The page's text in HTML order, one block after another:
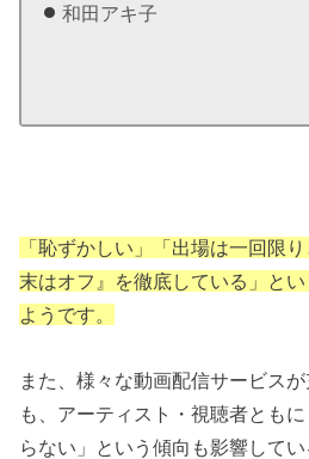
和田アキ子
「恥ずかしい」「出場は一回限
末はオフ』を徹底している」と
ようです。
また、様々な動画配信サービス
も、アーティスト・視聴者とも
らない」という傾向も影響してい